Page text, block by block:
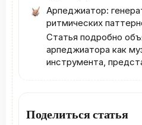
Арпеджиатор:
ритмических
Статья подробно
арпеджиатора как
инструмента,
Поделиться статья